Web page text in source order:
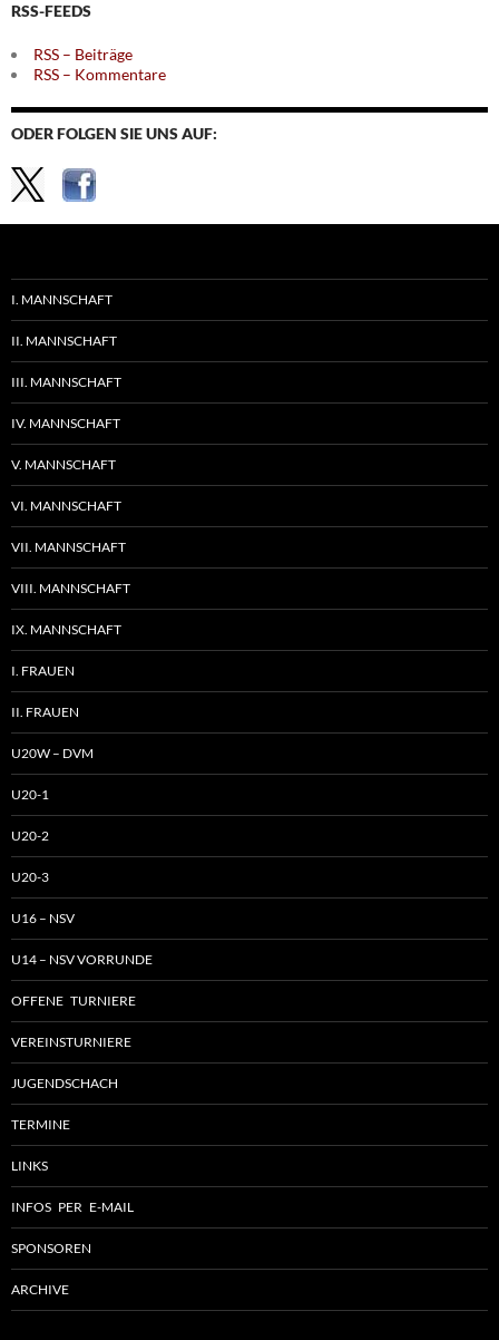
RSS-FEEDS
RSS – Beiträge
RSS – Kommentare
ODER FOLGEN SIE UNS AUF:
I. MANNSCHAFT
II. MANNSCHAFT
III. MANNSCHAFT
IV. MANNSCHAFT
V. MANNSCHAFT
VI. MANNSCHAFT
VII. MANNSCHAFT
VIII. MANNSCHAFT
IX. MANNSCHAFT
I. FRAUEN
II. FRAUEN
U20W – DVM
U20-1
U20-2
U20-3
U16 – NSV
U14 – NSV VORRUNDE
OFFENE TURNIERE
VEREINSTURNIERE
JUGENDSCHACH
TERMINE
LINKS
INFOS PER E-MAIL
SPONSOREN
ARCHIVE